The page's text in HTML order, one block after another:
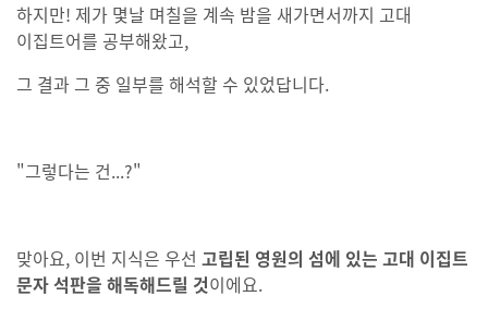
하지만! 제가 몇날 며칠을 계속 밤을 새가면서까지 고대
이집트어를 공부해왔고,
그 결과 그 중 일부를 해석할 수 있었답니다.
"그렇다는 건...?"
맞아요, 이번 지식은 우선 고립된 영원의 섬에 있는 고대 이집트
문자 석판을 해독해드릴 것이에요.